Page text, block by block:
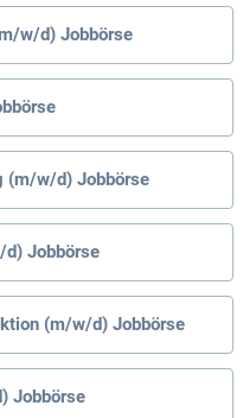
w/d) Jobbörse
(m/w/d) Jobbörse
Jobbörse
(m/w/d) Jobbörse
Jobbörse